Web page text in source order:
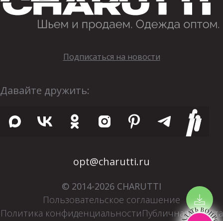
Подписаться на новости
Давайте дружить:
opt@charutti.ru
© 2014-2026 CHARUTTI
Пользовательское соглашение
Политика конфиденциальностиПубличная оферта